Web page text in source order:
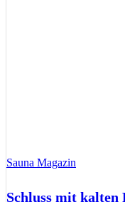
Sauna Magazin
Schluss mit kalten